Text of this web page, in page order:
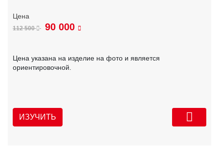
112 500 90 000
Цена указана на изделие на фото и является
ориентировочной.
ИЗУЧИТЬ